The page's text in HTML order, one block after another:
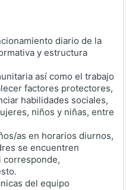
diario de la
y estructura
así como el trabajo
factores protectores,
habilidades sociales,
niños y niñas, entre
as en horarios diurnos,
se encuentren
corresponde,
del equipo